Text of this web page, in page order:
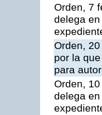
Orden, 7
delega
Orden,
por la
para
Orden,
delega